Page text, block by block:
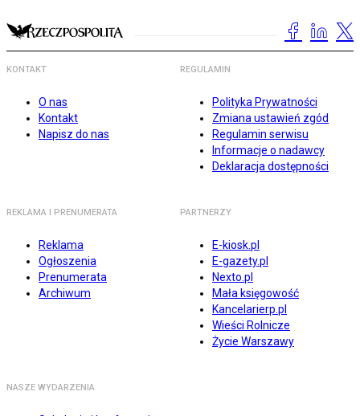
KONTAKT
O nas
Kontakt
Napisz do nas
REGULAMIN
Polityka Prywatności
Zmiana ustawień zgód
Regulamin serwisu
Informacje o nadawcy
Deklaracja dostępności
REKLAMA I PRENUMERATA
Reklama
Ogłoszenia
Prenumerata
Archiwum
PARTNERZY
E-kiosk.pl
E-gazety.pl
Nexto.pl
Mała księgowość
Kancelarierp.pl
Wieści Rolnicze
Życie Warszawy
NASZE WYDARZENIA